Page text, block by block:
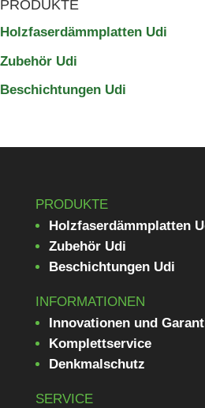
PRODUKTE
Holz­fa­ser­dämm­platten Udi
Zubehör Udi
Beschich­tungen Udi
PRODUKTE
Holzfaserdämmplatten
Zubehör Udi
Beschichtungen Udi
INFORMATIONEN
Innovationen und
Komplettservice
Denkmalschutz
SERVICE